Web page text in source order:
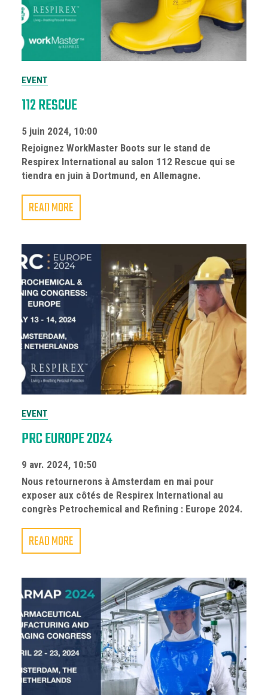
EVENT
112 RESCUE
5 juin 2024, 10:00
Rejoignez WorkMaster Boots sur le stand de
Respirex International au salon 112 Rescue qui se
tiendra en juin à Dortmund, en Allemagne.
READ MORE
EVENT
PRC EUROPE 2024
9 avr. 2024, 10:50
Nous retournerons à Amsterdam en mai pour
exposer aux côtés de Respirex International au
congrès Petrochemical and Refining : Europe 2024.
READ MORE